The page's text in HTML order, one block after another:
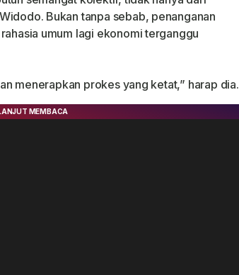
Bukan tanpa sebab, penanganan
umum lagi ekonomi terganggu
menerapkan prokes yang ketat,” harap dia.